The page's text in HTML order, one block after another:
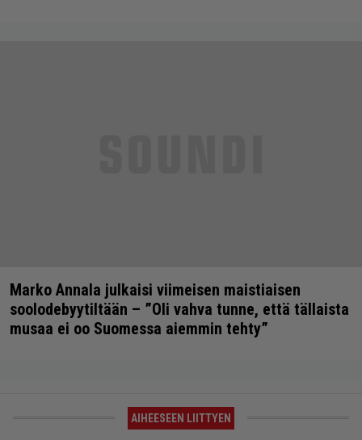
Marko Annala julkaisi viimeisen maistiaisen
soolodebyytiltään – ”Oli vahva tunne, että tällaista
musaa ei oo Suomessa aiemmin tehty”
AIHEESEEN LIITTYEN